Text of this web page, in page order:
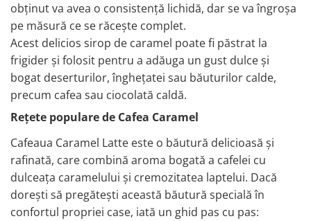
obținut va avea o consistență lichidă, dar se va îngroșa
pe măsură ce se răcește complet.
Acest delicios sirop de caramel poate fi păstrat la
frigider și folosit pentru a adăuga un gust dulce și
bogat deserturilor, înghețatei sau băuturilor calde,
precum cafea sau ciocolată caldă.
Rețete populare de Cafea Caramel
Cafeaua Caramel Latte este o băutură delicioasă și
rafinată, care combină aroma bogată a cafelei cu
dulceața caramelului și cremozitatea laptelui. Dacă
dorești să pregătești această băutură specială în
confortul propriei case, iată un ghid pas cu pas: